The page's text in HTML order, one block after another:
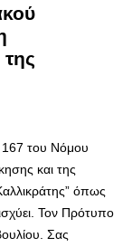
167 του Νόμου
και της
όπως
Τον Πρότυπο
Σας